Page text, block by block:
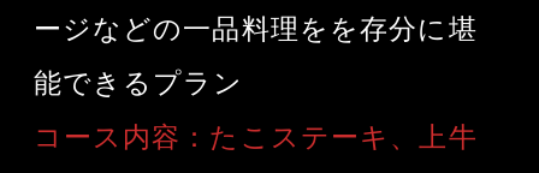
ージなどの一品料理をを存分に堪
能できるプラン
コース内容：たこステーキ、上牛